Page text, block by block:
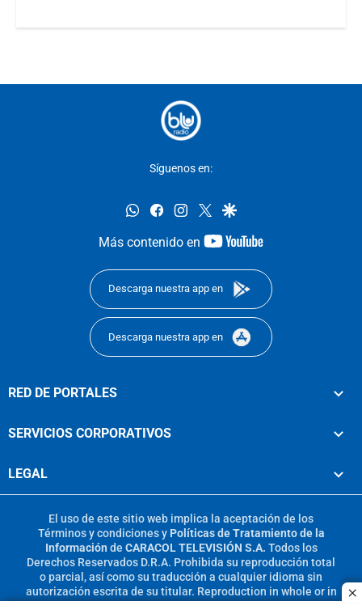
Síguenos en:
whatsappfacebookinstagram
twittergoogle
Más contenido en
youtube-
Descarga nuestra app en
Descarga nuestra app en
RED DE PORTALES
SERVICIOS CORPORATIVOS
LEGAL
El uso de este sitio web implica la aceptación de los
Términos y condicionesy Políticas de Tratamiento de la
Información de CARACOL TELEVISIÓN S.A. Todos los
Derechos Reservados D.R.A. Prohibida su reproducción total
o parcial, así como su traducción a cualquier idioma sin
autorización escrita de su titular. Reproduction in whole or in